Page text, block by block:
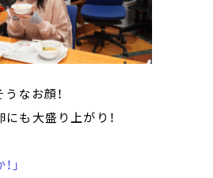
なお顔！
も大盛り上がり！
」